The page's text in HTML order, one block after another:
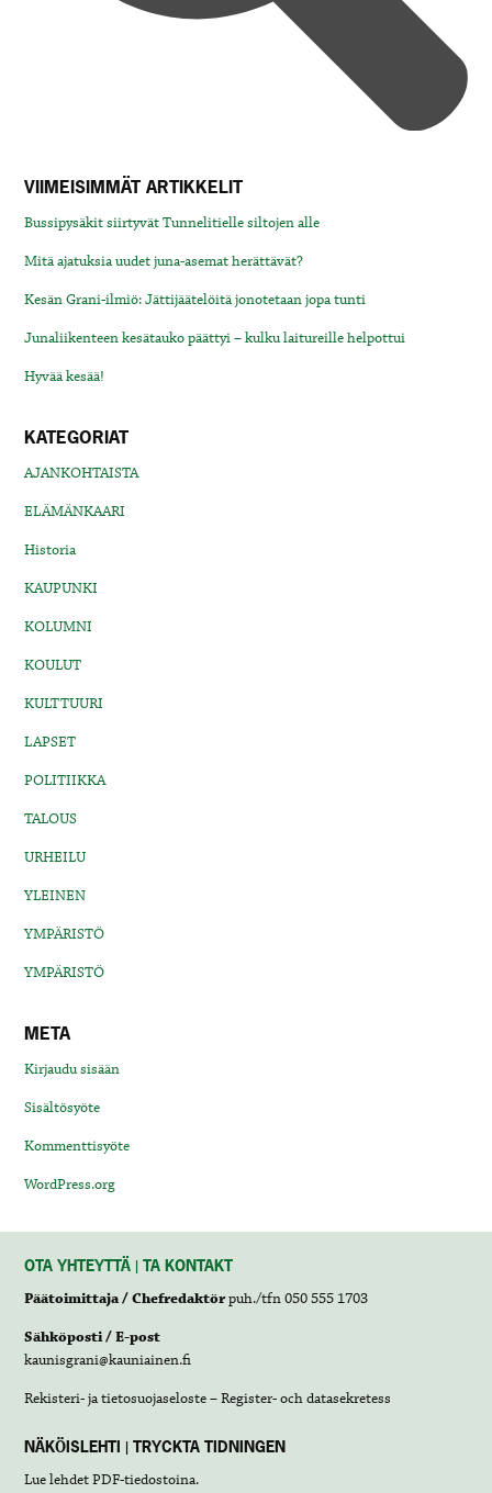
VIIMEISIMMÄT ARTIKKELIT
Bussipysäkit siirtyvät Tunnelitielle siltojen alle
Mitä ajatuksia uudet juna-asemat herättävät?
Kesän Grani-ilmiö: Jättijäätelöitä jonotetaan jopa tunti
Junaliikenteen kesätauko päättyi – kulku laitureille helpottui
Hyvää kesää!
KATEGORIAT
AJANKOHTAISTA
ELÄMÄNKAARI
Historia
KAUPUNKI
KOLUMNI
KOULUT
KULTTUURI
LAPSET
POLITIIKKA
TALOUS
URHEILU
YLEINEN
YMPÄRISTÖ
YMPÄRISTÖ
META
Kirjaudu sisään
Sisältösyöte
Kommenttisyöte
WordPress.org
OTA YHTEYTTÄ | TA KONTAKT
Päätoimittaja / Chefredaktörpuh./tfn 050 555 1703
Sähköposti / E-post
kaunisgrani@kauniainen.fi
Rekisteri- ja tietosuojaseloste – Register- och datasekretess
NÄKÖISLEHTI | TRYCKTA TIDNINGEN
Lue lehdetPDF-tiedostoina.